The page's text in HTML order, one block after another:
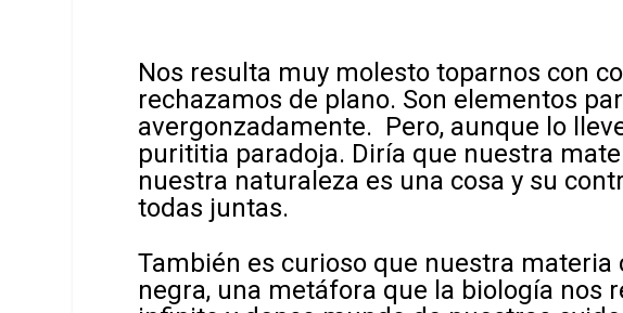
Nos resulta muy molesto toparnos con
rechazamos de plano. Son elementos
avergonzadamente. Pero, aunque lo
purititia paradoja. Diría que nuestra
nuestra naturaleza es una cosa y su
todas juntas.
También es curioso que nuestra materia
negra, una metáfora que la biología nos